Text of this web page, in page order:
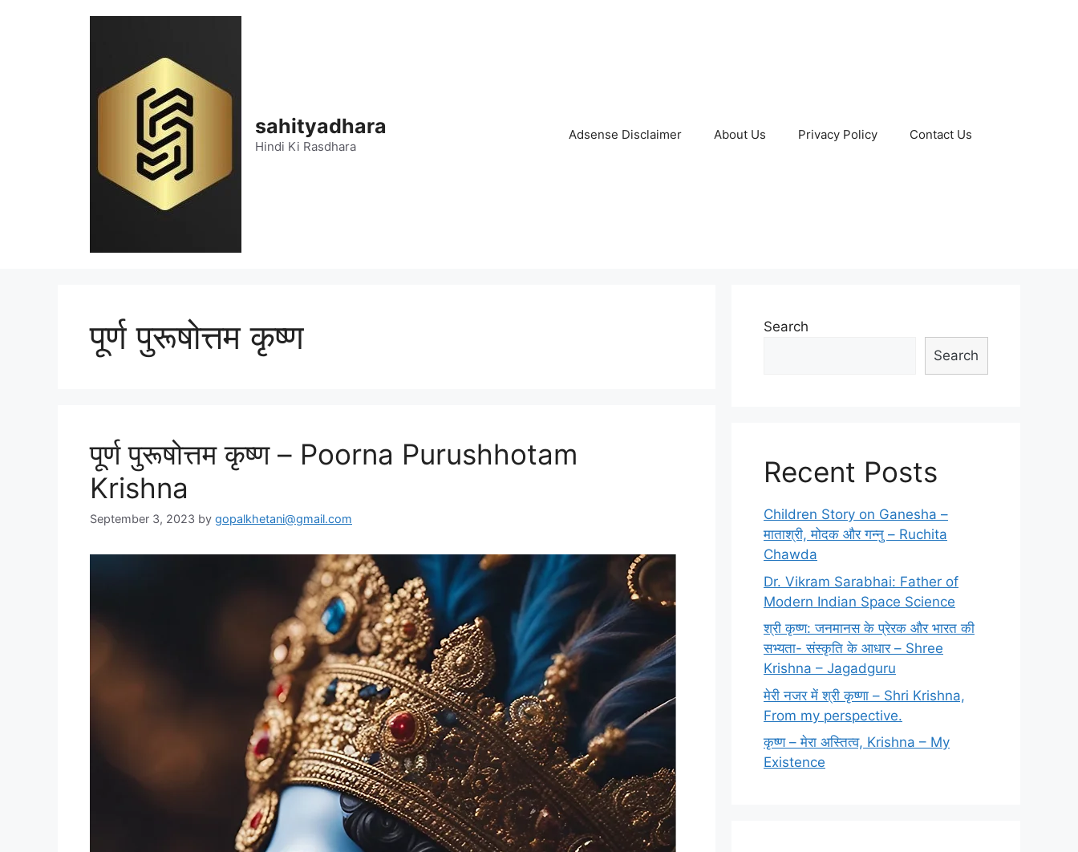
sahityadhara
Hindi Ki Rasdhara
Adsense Disclaimer About Us Privacy Policy Contact Us
पूर्ण पुरूषोत्तम कृष्ण
पूर्ण पुरूषोत्तम कृष्ण – Poorna Purushhotam
Krishna
September 3, 2023 by gopalkhetani@gmail.com
Search
Search
Recent Posts
Children Story on Ganesha –
माताश्री, मोदक और गन्नु – Ruchita
Chawda
Dr. Vikram Sarabhai: Father of
Modern Indian Space Science
श्री कृष्ण: जनमानस के प्रेरक और भारत की
सभ्यता- संस्कृति के आधार – Shree
Krishna – Jagadguru
मेरी नजर में श्री कृष्णा – Shri Krishna,
From my perspective.
कृष्ण – मेरा अस्तित्व, Krishna – My
Existence